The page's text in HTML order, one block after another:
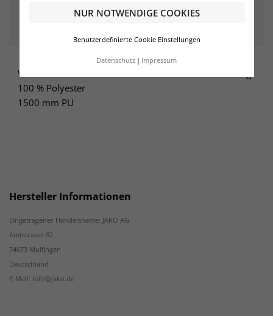
NUR NOTWENDIGE COOKIES
Benutzerdefinierte Cookie Einstellungen
Datenschutz Impressum
Wasserabweisendes Obermaterial mit PU-Beschichtung
100 % Polyester
1500 mm PU
Hersteller Informationen
Eingetragener Handelsname: JAKO AG
Amtstrasse 82
74673 Mulfingen
Deutschland
E-Mail: info@jako.de